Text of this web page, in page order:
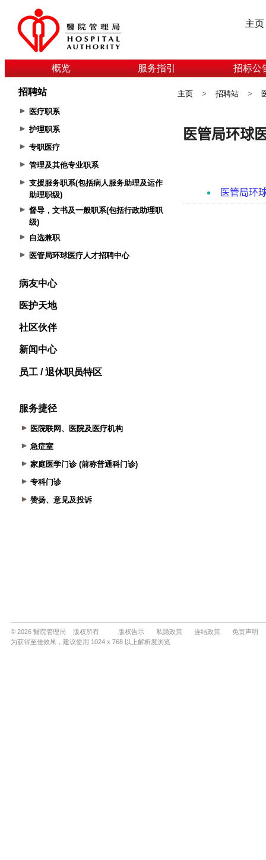
主页
概览 服务指引 招标公
招聘站
医疗职系
护理职系
专职医疗
管理及其他专业职系
支援服务职系(包括病人服务助理及运作
助理职级)
督导，文书及一般职系(包括行政助理职
级)
自选兼职
医管局环球医疗人才招聘中心
病友中心
医护天地
社区伙伴
新闻中心
员工 / 退休职员特区
服务捷径
医院联网、医院及医疗机构
急症室
家庭医学门诊 (前称普通科门诊)
专科门诊
赞扬、意见及投诉
主页 > 招聘站 >
© 2026 醫院管理局 版权所有 版权告示 私隐政策 连结政策
免责声明
为获得至佳效果，建议使用 1024 x 768 以上解析度浏览